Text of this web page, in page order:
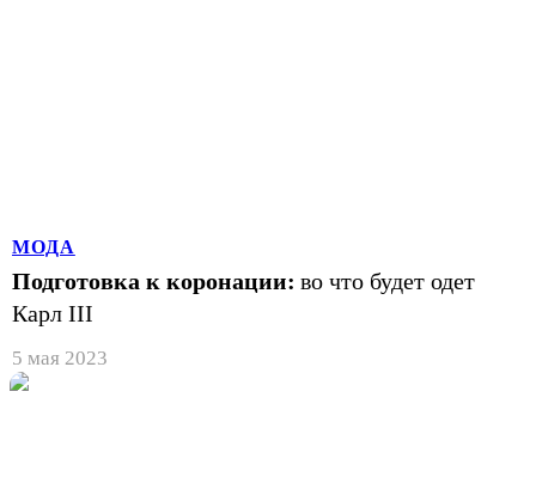
МОДА
Подготовка к коронации: во что будет одет
Карл III
5 мая 2023